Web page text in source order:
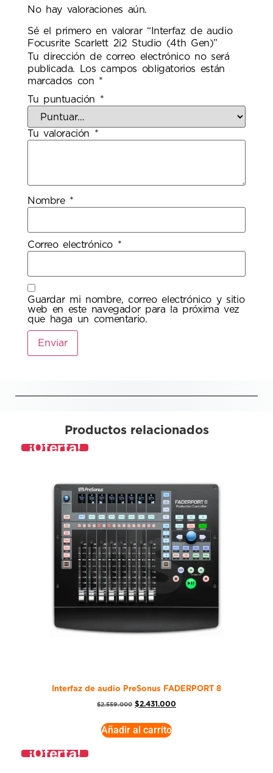
No hay valoraciones aún.
Sé el primero en valorar “Interfaz de audio
Focusrite Scarlett 2i2 Studio (4th Gen)”
Tu dirección de correo electrónico no será
publicada.
Los campos obligatorios están
marcados con *
Tu puntuación *
Tu valoración *
Nombre *
Correo electrónico *
Guardar mi nombre, correo electrónico y sitio
web en este navegador para la próxima vez
que haga un comentario.
Productos relacionados
¡Oferta!
Interfaz de audio PreSonus FADERPORT 8
$2.559.000 $2.431.000
Añadir al carrito
¡Oferta!